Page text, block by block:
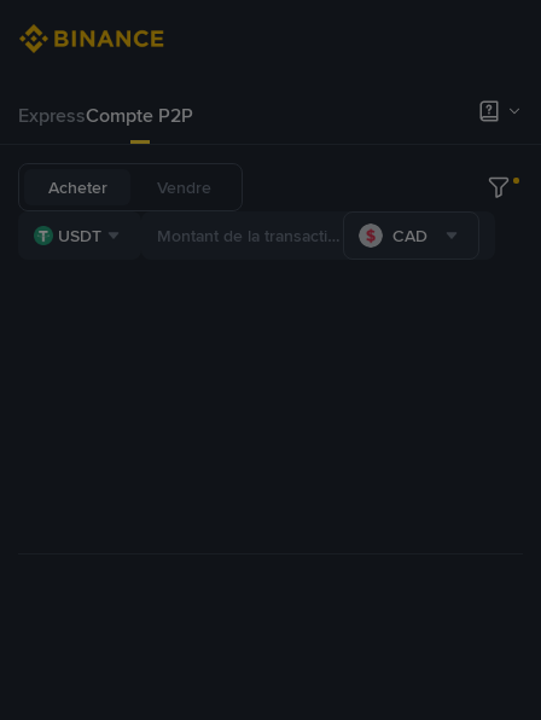
ExpressCompte P2P
Acheter Vendre
USDT CAD